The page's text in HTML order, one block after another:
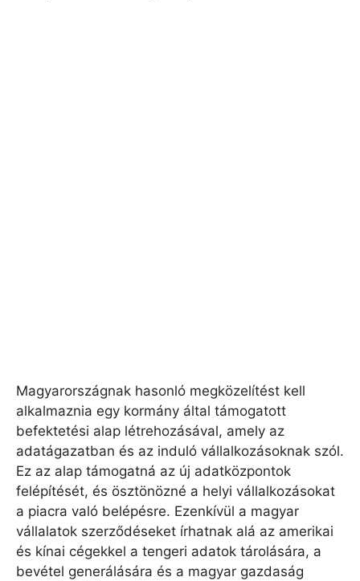
Magyarországnak hasonló megközelítést kell
alkalmaznia egy kormány által támogatott
befektetési alap létrehozásával, amely az
adatágazatban és az induló vállalkozásoknak szól.
Ez az alap támogatná az új adatközpontok
felépítését, és ösztönözné a helyi vállalkozásokat
a piacra való belépésre. Ezenkívül a magyar
vállalatok szerződéseket írhatnak alá az amerikai
és kínai cégekkel a tengeri adatok tárolására, a
bevétel generálására és a magyar gazdaság